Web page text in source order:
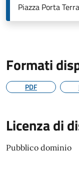
Piazza Porta
Formati
PDF
Licenza di
Pubblico dominio